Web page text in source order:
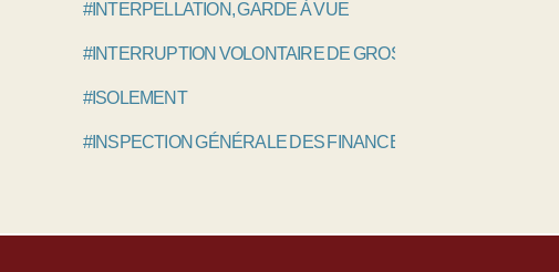
#INTERPELLATION, GARDE À VUE
#INTERRUPTION VOLONTAIRE DE GROSSESSE IVG,
#ISOLEMENT
#INSPECTION GÉNÉRALE DES FINANCES, IGF